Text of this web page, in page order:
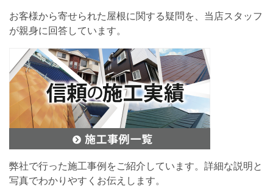
お客様から寄せられた屋根に関する疑問を、当店スタッフ
が親身に回答しています。
弊社で行った施工事例をご紹介しています。詳細な説明と
写真でわかりやすくお伝えします。